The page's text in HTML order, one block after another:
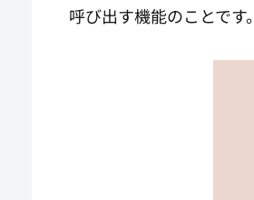
呼び出す機能のことです。